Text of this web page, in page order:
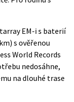
EM-i s baterií
s ověřenou
World Records
nedosáhne,
na dlouhé trase